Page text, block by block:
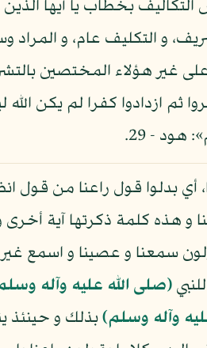
بخطاب يا أيها
و التكليف عام، و
غير هؤلاء المختصين
هود - 29.
أي بدلوا قول راعنا من
هذه كلمة ذكرتها آية أخرى
(صلى الله عليه وآله
وآله وسلم)بذلك و حينئذ